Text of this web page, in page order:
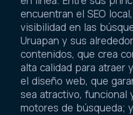
encuentran el SEO
visibilidad en las
Uruapan y sus
contenidos, que crea
alta calidad para atraer
el diseño web, que
sea atractivo, funcional
motores de búsqueda;